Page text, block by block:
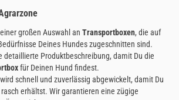
großen Auswahl an Transportboxen, die auf
Deines Hundes zugeschnitten sind.
detaillierte Produktbeschreibung, damit Du die
für Deinen Hund findest.
schnell und zuverlässig abgewickelt, damit Du
erhältst. Wir garantieren eine zügige